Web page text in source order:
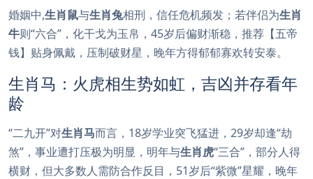
婚姻中,生肖鼠与生肖兔相刑，信任危机频发；若伴侣为生肖
牛则“六合”，化干戈为玉帛，45岁后偏财渐稳，推荐【五帝
钱】贴身佩戴，压制破财星，晚年方得郁郁寡欢转安泰。
生肖马：火虎相生势如虹，吉凶并存看年
龄
“二九开”对生肖马而言，18岁学业突飞猛进，29岁却逢“劫
煞”，事业遭打压极为明显，明年与生肖虎“三合”，部分人得
横财，但大多数人需防合作反目，51岁后“紫微”星耀，晚年